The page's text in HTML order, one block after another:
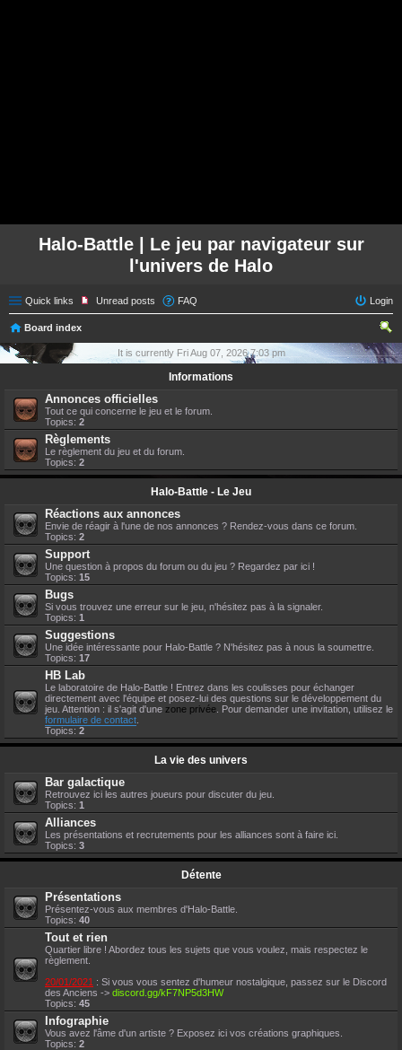
Halo-Battle | Le jeu par navigateur sur
l'univers de Halo
Quick links Unread posts FAQ Login
Board index
ear
It is currently Fri Aug 07, 2026 7:03 pm
Informations
Annonces officielles
Tout ce qui concerne le jeu et le forum.
Topics: 2
Règlements
Le règlement du jeu et du forum.
Topics: 2
Halo-Battle - Le Jeu
Réactions aux annonces
Envie de réagir à l'une de nos annonces ? Rendez-vous dans ce forum.
Topics: 2
Support
Une question à propos du forum ou du jeu ? Regardez par ici !
Topics: 15
Bugs
Si vous trouvez une erreur sur le jeu, n'hésitez pas à la signaler.
Topics: 1
Suggestions
Une idée intéressante pour Halo-Battle ? N'hésitez pas à nous la soumettre.
Topics: 17
HB Lab
Le laboratoire de Halo-Battle ! Entrez dans les coulisses pour échanger
directement avec l'équipe et posez-lui des questions sur le développement du
jeu. Attention : il s'agit d'une zone privée . Pour demander une invitation, utilisez le
formulaire de contact
Topics: 2
La vie des univers
Bar galactique
Retrouvez ici les autres joueurs pour discuter du jeu.
Topics: 1
Alliances
Les présentations et recrutements pour les alliances sont à faire ici.
Topics: 3
Détente
Présentations
Présentez-vous aux membres d'Halo-Battle.
Topics: 40
Tout et rien
Quartier libre ! Abordez tous les sujets que vous voulez, mais respectez le
règlement.
20/01/2021 : Si vous vous sentez d'humeur nostalgique, passez sur le Discord
des Anciens -> discord.gg/kF7NP5d3HW
Topics: 45
Infographie
Vous avez l'âme d'un artiste ? Exposez ici vos créations graphiques.
Topics: 2